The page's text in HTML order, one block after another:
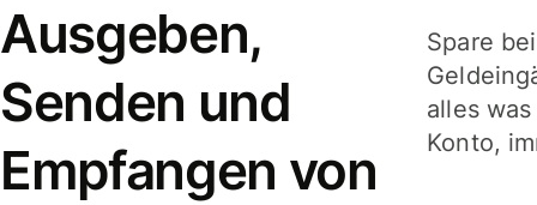
Ausgeben,
Senden und
Empfangen von
Spare
alles
Konto,